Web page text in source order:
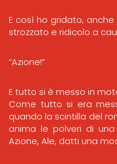
E così ho gridato,
strozzato e ridicolo a
“Azione!”
E tutto si è messo in
Come tutto si era
quando la scintilla del
anima le polveri di
Azione, Ale, datti una